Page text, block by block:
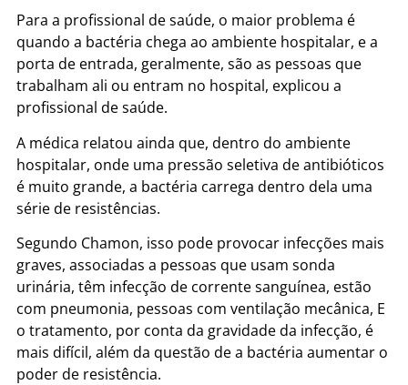
Para a profissional de saúde, o maior problema é
quando a bactéria chega ao ambiente hospitalar, e a
porta de entrada, geralmente, são as pessoas que
trabalham ali ou entram no hospital, explicou a
profissional de saúde.
A médica relatou ainda que, dentro do ambiente
hospitalar, onde uma pressão seletiva de antibióticos
é muito grande, a bactéria carrega dentro dela uma
série de resistências.
Segundo Chamon, isso pode provocar infecções mais
graves, associadas a pessoas que usam sonda
urinária, têm infecção de corrente sanguínea, estão
com pneumonia, pessoas com ventilação mecânica, E
o tratamento, por conta da gravidade da infecção, é
mais difícil, além da questão de a bactéria aumentar o
poder de resistência.